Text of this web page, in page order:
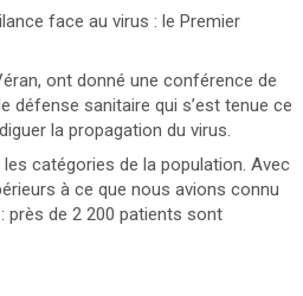
face au virus : le Premier
ont donné une conférence de
défense sanitaire qui s’est tenue ce
la propagation du virus.
catégories de la population. Avec
à ce que nous avions connu
près de 2 200 patients sont